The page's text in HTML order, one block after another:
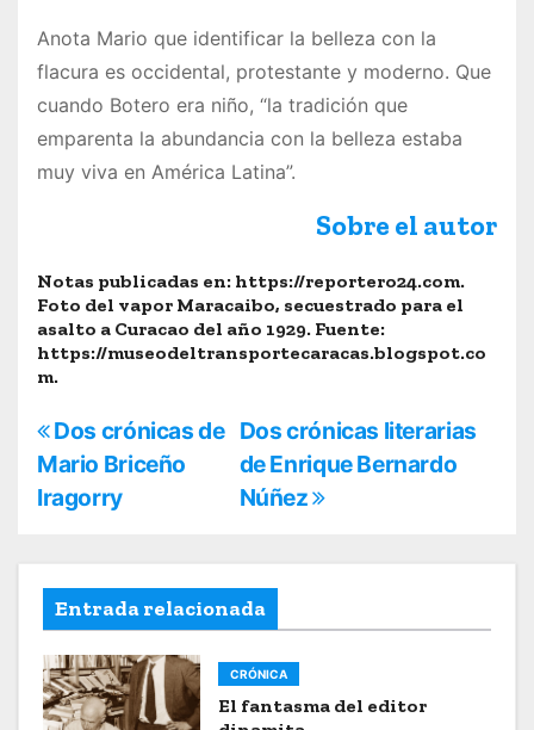
Anota Mario que identificar la belleza con la
flacura es occidental, protestante y moderno. Que
cuando Botero era niño, “la tradición que
emparenta la abundancia con la belleza estaba
muy viva en América Latina”.
Sobre el autor
Notas publicadas en: https://reportero24.com.
Foto del vapor Maracaibo, secuestrado para el
asalto a Curacao del año 1929. Fuente:
https://museodeltransportecaracas.blogspot.co
m.
N
a
e
g
a
Dos crónicas literarias
de Enrique Bernardo
Núñez
Dos crónicas de
Mario Briceño
Iragorry
Entrada relacionada
CRÓNICA
El fantasma del editor